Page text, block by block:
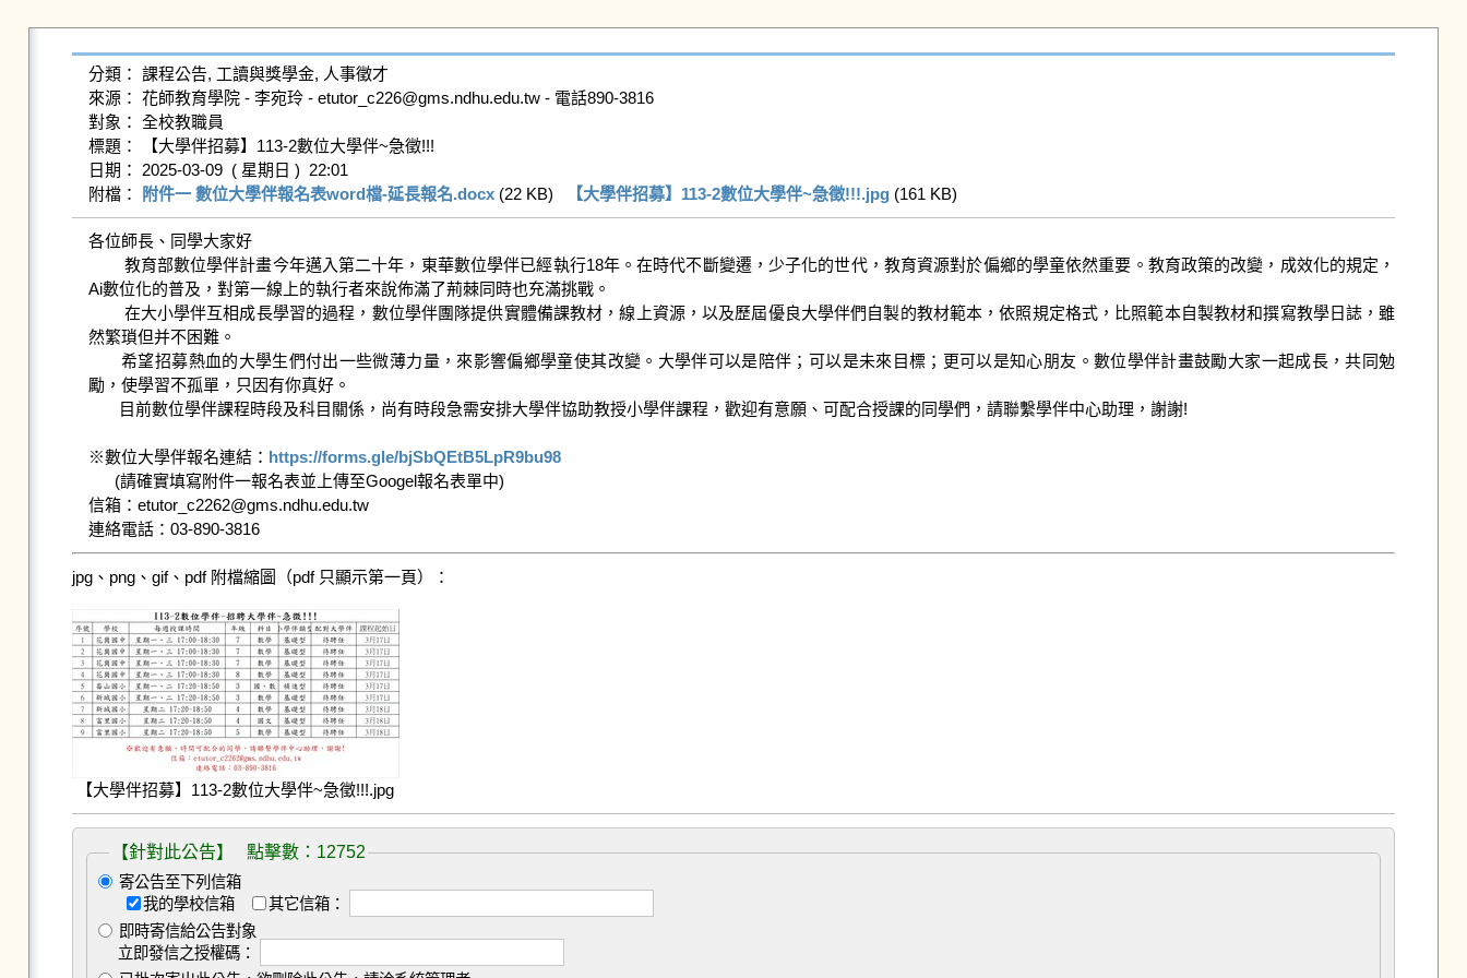
分類： 課程公告, 工讀與獎學金, 人事徵才
來源： 花師教育學院 - 李宛玲 - etutor_c226@gms.ndhu.edu.tw - 電話890-3816
對象： 全校教職員
標題： 【大學伴招募】113-2數位大學伴~急徵!!!
日期： 2025-03-09  ( 星期日 )  22:01
附檔：
附件一 數位大學伴報名表word檔-延長報名.docx (22 KB) 【大學伴招募】113-2數位大學伴~急徵!!!.jpg (161 KB)
各位師長、同學大家好
Ai數位化的普及，對第一線上的執行者來說佈滿了荊棘同時也充滿挑戰。
然繁瑣但并不困難。
       希望招募熱血的大學生們付出一些微薄力量，來影響偏鄉學童使其改變。大學伴可以是陪伴；可以是未來目標；更可以是知心朋友。數位學伴計畫鼓勵大家一起成長，共同勉
勵，使學習不孤單，只因有你真好。
※數位大學伴報名連結： https://forms.gle/bjSbQEtB5LpR9bu98
信箱：etutor_c2262@gms.ndhu.edu.tw
連絡電話：03-890-3816
jpg、png、gif、pdf 附檔縮圖（pdf 只顯示第一頁）：
【大學伴招募】113-2數位大學伴~急徵!!!.jpg
【針對此公告】 點擊數：12752
寄公告至下列信箱
我的學校信箱
其它信箱：
即時寄信給公告對象
立即發信之授權碼：